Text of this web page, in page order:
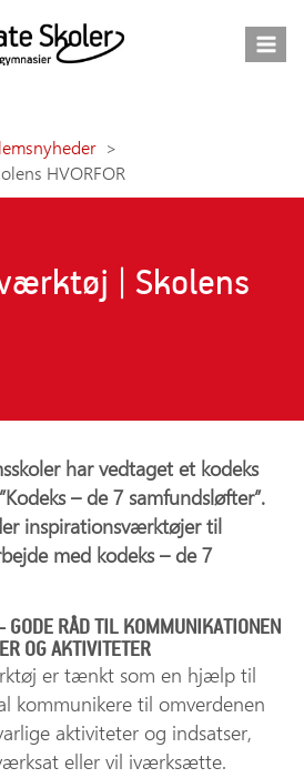
HVORFOR
| Skolens
har vedtaget et kodeks
– de 7 samfundsløfter”.
inspirationsværktøjer til
med kodeks – de 7
GODE RÅD TIL KOMMUNIKATIONEN
OG AKTIVITETER
er tænkt som en hjælp til
kommunikere til omverdenen
aktiviteter og indsatser,
eller vil iværksætte.